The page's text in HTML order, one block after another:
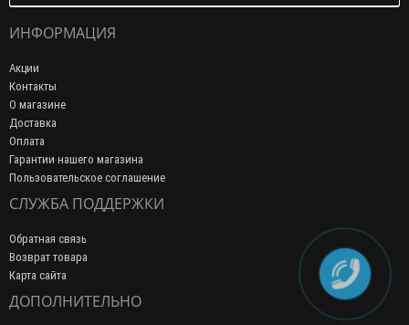
ИНФОРМАЦИЯ
Акции
Контакты
О магазине
Доставка
Оплата
Гарантии нашего магазина
Пользовательское соглашение
СЛУЖБА ПОДДЕРЖКИ
Обратная связь
Возврат товара
Карта сайта
ДОПОЛНИТЕЛЬНО